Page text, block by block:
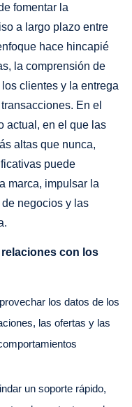
fomentar la
a largo plazo entre
hace hincapié
la comprensión de
clientes y la entrega
En el
actual, en el que las
altas que nunca,
puede
marca, impulsar la
negocios y las
con los
los datos de los
las ofertas y las
un soporte rápido,